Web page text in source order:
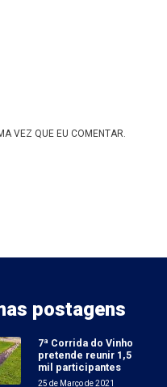
VEZ QUE EU COMENTAR.
postagens
7ª Corrida do Vinho
pretende reunir 1,5
mil participantes
25 de Março de 2021